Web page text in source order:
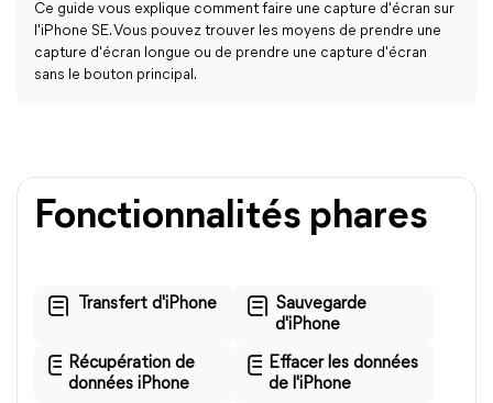
Ce guide vous explique comment faire une capture d'écran sur
l'iPhone SE. Vous pouvez trouver les moyens de prendre une
capture d'écran longue ou de prendre une capture d'écran
sans le bouton principal.
Fonctionnalités phares
Transfert d'iPhone
Sauvegarde
d'iPhone
Récupération de
données iPhone
Effacer les données
de l'iPhone